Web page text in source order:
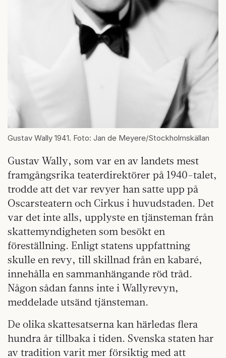
Gustav Wally 1941. Foto: Jan de Meyere/Stockholmskällan
Gustav Wally, som var en av landets mest
framgångsrika teaterdirektörer på 1940-talet,
trodde att det var revyer han satte upp på
Oscarsteatern och Cirkus i huvudstaden. Det
var det inte alls, upplyste en tjänsteman från
skattemyndigheten som besökt en
föreställning. Enligt statens uppfattning
skulle en revy, till skillnad från en kabaré,
innehålla en sammanhängande röd tråd.
Någon sådan fanns inte i Wallyrevyn,
meddelade utsänd tjänsteman.
De olika skattesatserna kan härledas flera
hundra år tillbaka i tiden. Svenska staten har
av tradition varit mer försiktig med att